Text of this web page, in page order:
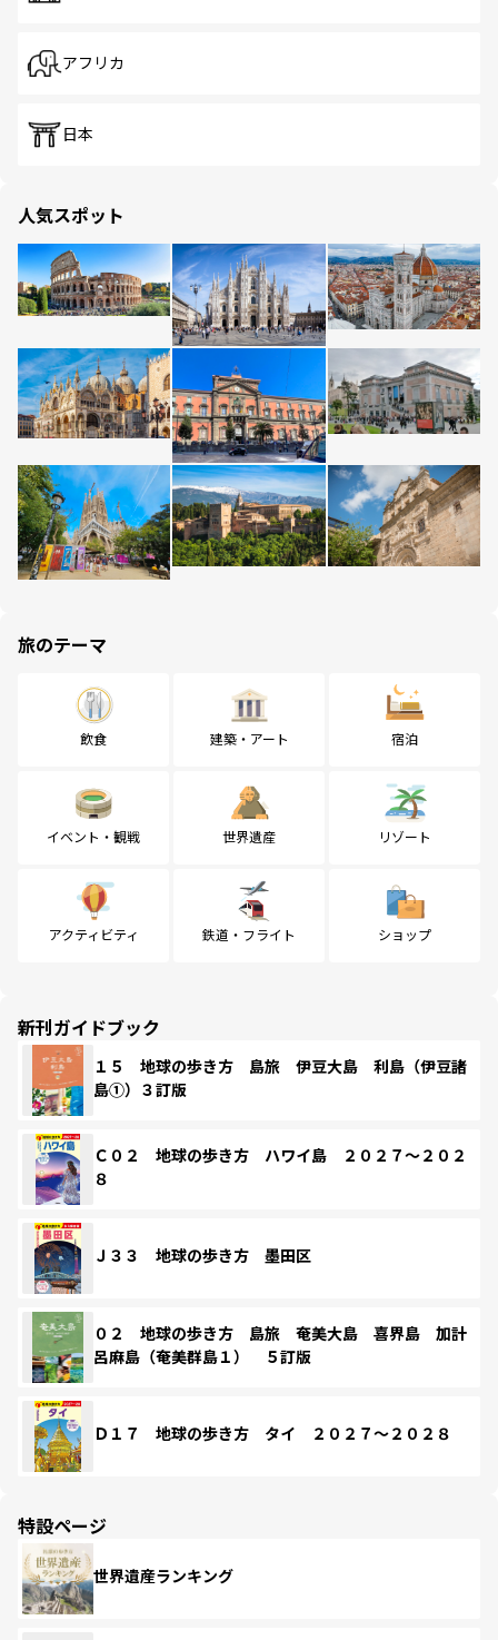
アフリカ
日本
人気スポット
旅のテーマ
飲食 建築・アート 宿泊
イベント・観戦 世界遺産 リゾート
アクティビティ 鉄道・フライト ショップ
新刊ガイドブック
１５ 地球の歩き方 島旅 伊豆大島 利島（伊豆諸
島①）３訂版
Ｃ０２ 地球の歩き方 ハワイ島 ２０２７～２０２
８
Ｊ３３ 地球の歩き方 墨田区
０２ 地球の歩き方 島旅 奄美大島 喜界島 加計
呂麻島（奄美群島１） ５訂版
Ｄ１７ 地球の歩き方 タイ ２０２７～２０２８
特設ページ
世界遺産ランキング